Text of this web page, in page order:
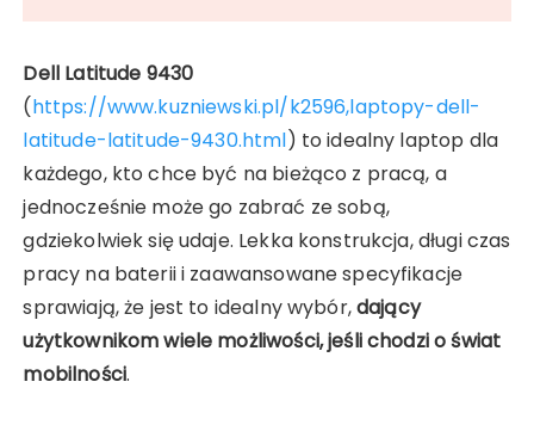
Dell Latitude 9430
(https://www.kuzniewski.pl/k2596,laptopy-dell-
latitude-latitude-9430.html) to idealny laptop dla
każdego, kto chce być na bieżąco z pracą, a
jednocześnie może go zabrać ze sobą,
gdziekolwiek się udaje. Lekka konstrukcja, długi czas
pracy na baterii i zaawansowane specyfikacje
sprawiają, że jest to idealny wybór,dający
użytkownikom wiele możliwości, jeśli chodzi o świat
mobilności.